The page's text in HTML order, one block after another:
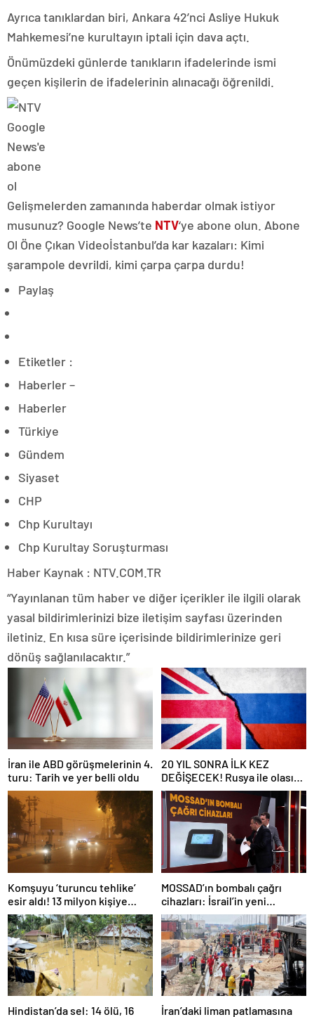
Ayrıca tanıklardan biri, Ankara 42’nci Asliye Hukuk
Mahkemesi’ne kurultayın iptali için dava açtı.
Önümüzdeki günlerde tanıkların ifadelerinde ismi
geçen kişilerin de ifadelerinin alınacağı öğrenildi.
Gelişmelerden zamanında haberdar olmak istiyor
musunuz? Google News’te NTV‘ye abone olun. Abone
Ol Öne Çıkan Videoİstanbul’da kar kazaları: Kimi
şarampole devrildi, kimi çarpa çarpa durdu!
Paylaş
Etiketler :
Haberler –
Haberler
Türkiye
Gündem
Siyaset
CHP
Chp Kurultayı
Chp Kurultay Soruşturması
Haber Kaynak : NTV.COM.TR
“Yayınlanan tüm haber ve diğer içerikler ile ilgili olarak
yasal bildirimlerinizi bize iletişim sayfası üzerinden
iletiniz. En kısa süre içerisinde bildirimlerinize geri
dönüş sağlanılacaktır.”
İran ile ABD görüşmelerinin 4.
turu: Tarih ve yer belli oldu
20 YIL SONRA İLK KEZ
DEĞİŞECEK! Rusya ile olası
savaş… İngiltere’nin gizli
planı güncelleniyor!
Komşuyu ‘turuncu tehlike’
esir aldı! 13 milyon kişiye
“evde kalın” uyarısı…
MOSSAD’ın bombalı çağrı
cihazları: İsrail’in yeni
suikastını MİT önledi
Hindistan’da sel: 14 ölü, 16 İran’daki liman patlamasına